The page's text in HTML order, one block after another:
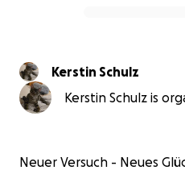
Kerstin Schulz
Kerstin Schulz is
Neuer Versuch - Neues